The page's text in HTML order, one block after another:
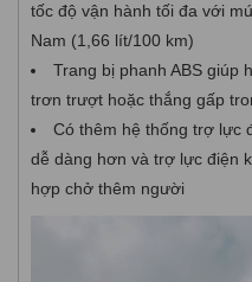
tốc độ vận hành tối đa với
Nam (1,66 lít/100 km)
Trang bị phanh ABS giúp
trơn trượt hoặc thắng gấp
Có thêm hệ thống trợ lực
dễ dàng hơn và trợ lực điện
hợp chở thêm người